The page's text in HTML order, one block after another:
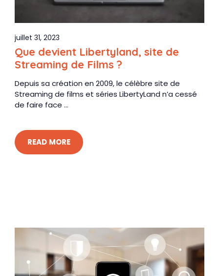
juillet 31, 2023
Que devient Libertyland, site de
Streaming de Films ?
Depuis sa création en 2009, le célèbre site de
Streaming de films et séries LibertyLand n’a cessé
de faire face ...
READ MORE